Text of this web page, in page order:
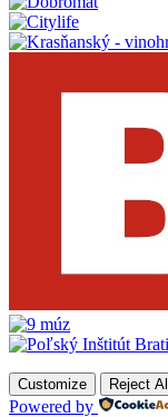
Customize Reject All
Powered by